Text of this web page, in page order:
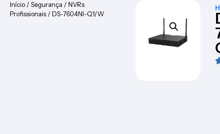
Início / Segurança / NVRs
Profissionais / DS-7604NI-Q1/W